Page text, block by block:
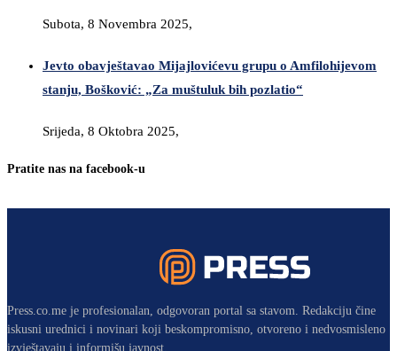
Subota, 8 Novembra 2025,
Jevto obavještavao Mijajlovićevu grupu o Amfilohijevom
stanju, Bošković: „Za muštuluk bih pozlatio“
Srijeda, 8 Oktobra 2025,
Pratite nas na facebook-u
Press.co.me je profesionalan, odgovoran portal sa stavom. Redakciju čine
iskusni urednici i novinari koji beskompromisno, otvoreno i nedvosmisleno
izvještavaju i informišu javnost.